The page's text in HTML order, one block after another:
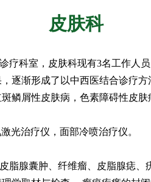
皮肤科
疗科室，皮肤科现有3名工作人
逐渐形成了以中西医结合诊疗
鳞屑性皮肤病，色素障碍性皮
光治疗仪，面部冷喷治疗仪。
脂腺囊肿、纤维瘤、皮脂腺痣